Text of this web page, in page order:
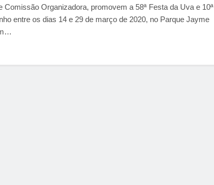
Comissão Organizadora, promovem a 58ª Festa da Uva e 10ª
entre os dias 14 e 29 de março de 2020, no Parque Jayme